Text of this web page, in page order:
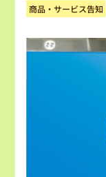
商品・サービス告知